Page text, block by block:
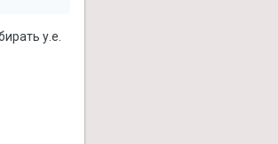
у.е.